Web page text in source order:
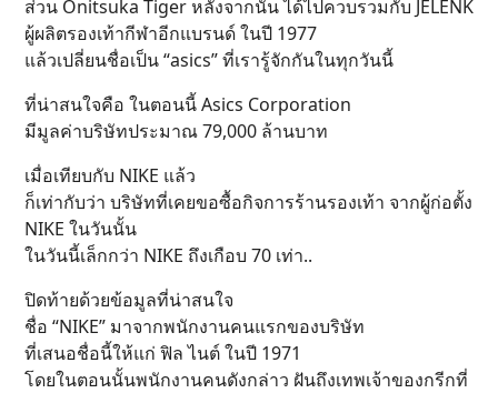
ส่วน Onitsuka Tiger หลังจากนั้น ได้ไปควบรวมกับ JELENK
ผู้ผลิตรองเท้ากีฬาอีกแบรนด์ ในปี 1977
แล้วเปลี่ยนชื่อเป็น “asics” ที่เรารู้จักกันในทุกวันนี้
ที่น่าสนใจคือ ในตอนนี้ Asics Corporation
มีมูลค่าบริษัทประมาณ 79,000 ล้านบาท
เมื่อเทียบกับ NIKE แล้ว
ก็เท่ากับว่า บริษัทที่เคยขอซื้อกิจการร้านรองเท้า จากผู้ก่อตั้ง
NIKE ในวันนั้น
ในวันนี้เล็กกว่า NIKE ถึงเกือบ 70 เท่า..
ปิดท้ายด้วยข้อมูลที่น่าสนใจ
ชื่อ “NIKE” มาจากพนักงานคนแรกของบริษัท
ที่เสนอชื่อนี้ให้แก่ ฟิล ไนต์ ในปี 1971
โดยในตอนนั้นพนักงานคนดังกล่าว ฝันถึงเทพเจ้าของกรีกที่